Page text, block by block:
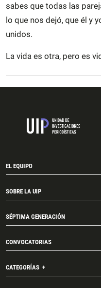
sabes que todas las
lo que nos dejó, que él y
unidos.
La vida es otra, pero es
EL EQUIPO
SOBRE LA UIP
SÉPTIMA GENERACIÓN
CONVOCATORIAS
CATEGORÍAS